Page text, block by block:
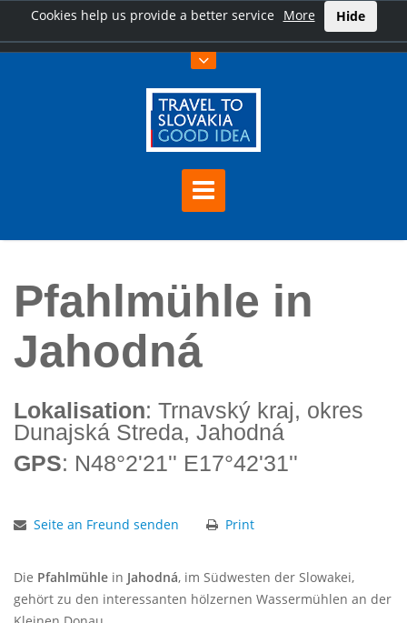
Cookies help us provide a better service More Hide
Pfahlmühle in Jahodná
Pfahlmühle in
Jahodná
Lokalisation: Trnavský kraj, okres
Dunajská Streda, Jahodná
GPS: N48°2'21'' E17°42'31''
Seite an Freund senden Print
Die Pfahlmühle in Jahodná, im Südwesten der Slowakei,
gehört zu den interessanten hölzernen Wassermühlen an der